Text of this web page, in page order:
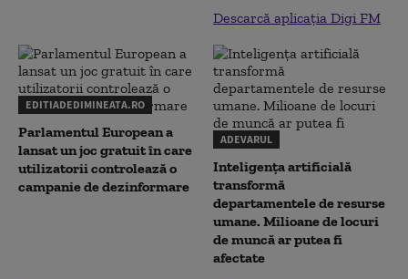
Descarcă aplicația Digi FM
EDITIADEDIMINEATA.RO
Parlamentul European a
lansat un joc gratuit în care
utilizatorii controlează o
campanie de dezinformare
ADEVARUL
Inteligența artificială
transformă
departamentele de resurse
umane. Milioane de locuri
de muncă ar putea fi
afectate